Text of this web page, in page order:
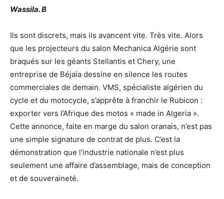
Wassila. B
Ils sont discrets, mais ils avancent vite. Très vite. Alors
que les projecteurs du salon Mechanica Algérie sont
braqués sur les géants Stellantis et Chery, une
entreprise de Béjaïa dessine en silence les routes
commerciales de demain. VMS, spécialiste algérien du
cycle et du motocycle, s’apprête à franchir le Rubicon :
exporter vers l’Afrique des motos « made in Algeria ».
Cette annonce, faite en marge du salon oranais, n’est pas
une simple signature de contrat de plus. C’est la
démonstration que l’industrie nationale n’est plus
seulement une affaire d’assemblage, mais de conception
et de souveraineté.